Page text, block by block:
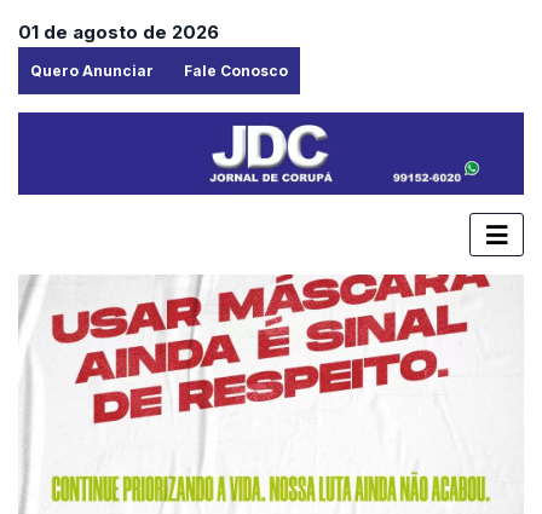
01 de agosto de 2026
Quero Anunciar Fale Conosco